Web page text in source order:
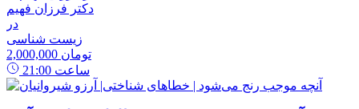
دکتر فرزان فهیم
در
زیست شناسی
2,000,000 تومان
21:00 ساعت